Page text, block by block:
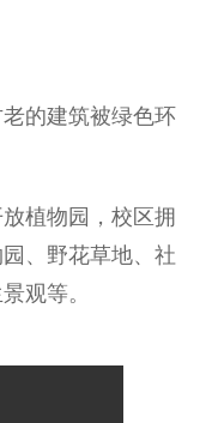
的建筑被绿色环
植物园，校区拥
、野花草地、社
观等。